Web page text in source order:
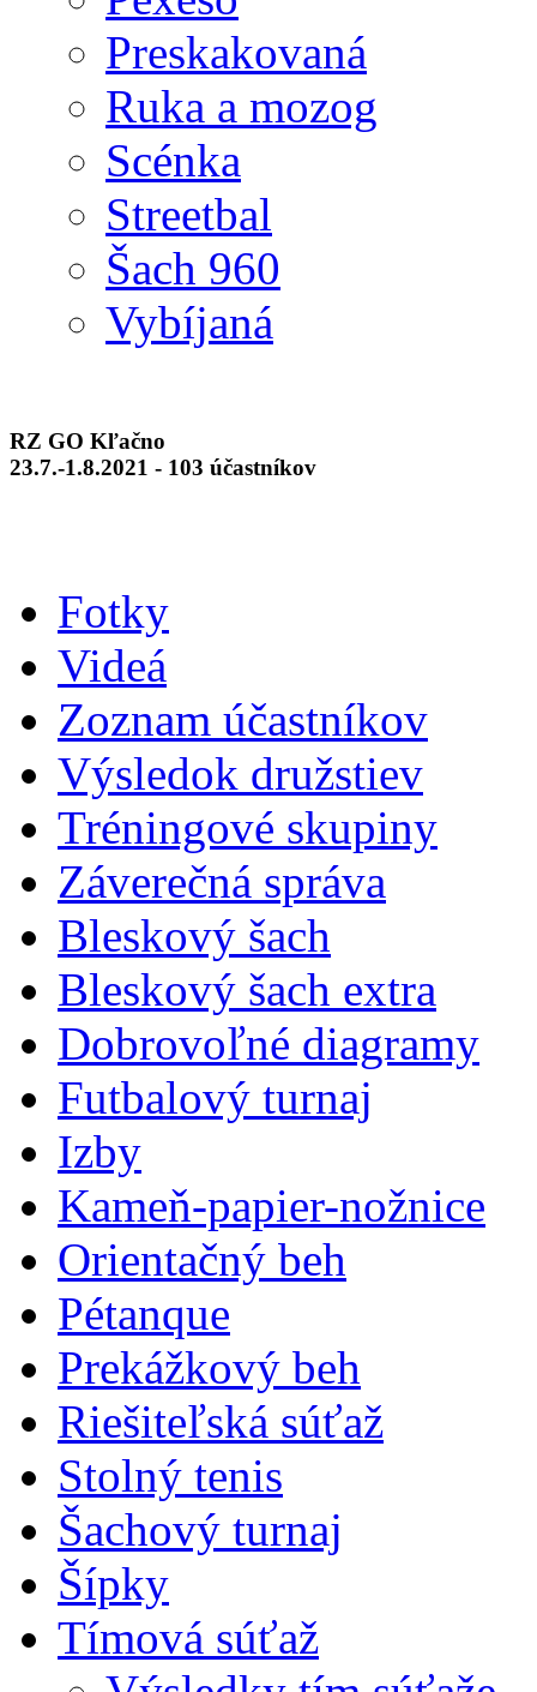
Preskakovaná
Ruka a mozog
Scénka
Streetbal
Šach 960
Vybíjaná
RZ GO Kľačno
23.7.-1.8.2021 - 103 účastníkov
Fotky
Videá
Zoznam účastníkov
Výsledok družstiev
Tréningové skupiny
Záverečná správa
Bleskový šach
Bleskový šach extra
Dobrovoľné diagramy
Futbalový turnaj
Izby
Kameň-papier-nožnice
Orientačný beh
Pétanque
Prekážkový beh
Riešiteľská súťaž
Stolný tenis
Šachový turnaj
Šípky
Tímová súťaž